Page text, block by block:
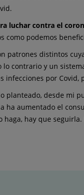
luchar contra el
como podemos
patrones distintos
contrario y un
infecciones por
planteado, desde mi
ha aumentado el
hay que